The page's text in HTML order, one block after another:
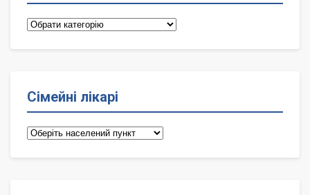
Категорії
Сімейні лікарі
Сімейні